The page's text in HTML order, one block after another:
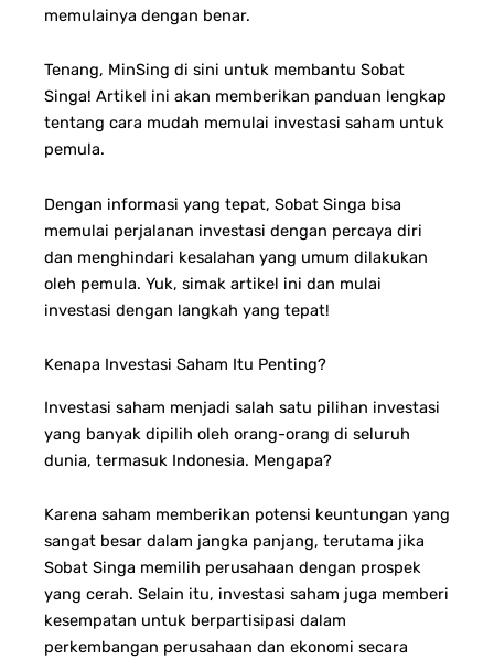
memulainya dengan benar.
Tenang, MinSing di sini untuk membantu Sobat
Singa! Artikel ini akan memberikan panduan lengkap
tentang cara mudah memulai investasi saham untuk
pemula.
Dengan informasi yang tepat, Sobat Singa bisa
memulai perjalanan investasi dengan percaya diri
dan menghindari kesalahan yang umum dilakukan
oleh pemula. Yuk, simak artikel ini dan mulai
investasi dengan langkah yang tepat!
Kenapa Investasi Saham Itu Penting?
Investasi saham menjadi salah satu pilihan investasi
yang banyak dipilih oleh orang-orang di seluruh
dunia, termasuk Indonesia. Mengapa?
Karena saham memberikan potensi keuntungan yang
sangat besar dalam jangka panjang, terutama jika
Sobat Singa memilih perusahaan dengan prospek
yang cerah. Selain itu, investasi saham juga memberi
kesempatan untuk berpartisipasi dalam
perkembangan perusahaan dan ekonomi secara